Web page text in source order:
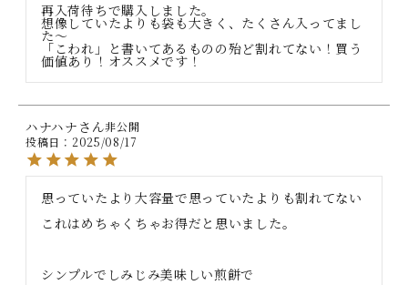
再入荷待ちで購入しました。
想像していたよりも袋も大きく、たくさん入ってまし
た〜
「こわれ」と書いてあるものの殆ど割れてない！買う
価値あり！オススメです！
ハナハナ
非公開
投稿日
2025/08/17
思っていたより大容量で思っていたよりも割れてない
これはめちゃくちゃお得だと思いました。
シンプルでしみじみ美味しい煎餅で